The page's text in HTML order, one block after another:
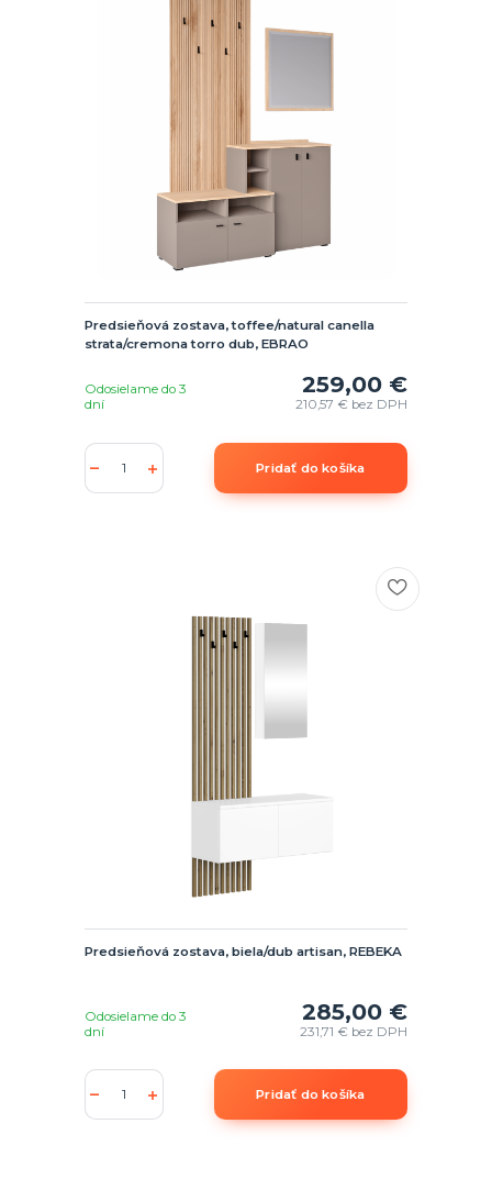
Predsieňová zostava, toffee/natural canella
strata/cremona torro dub, EBRAO
259,00 €
210,57 € bez DPH
Odosielame do 3
dní
Pridať do košíka
Predsieňová zostava, biela/dub artisan, REBEKA
285,00 €
231,71 € bez DPH
Odosielame do 3
dní
Pridať do košíka